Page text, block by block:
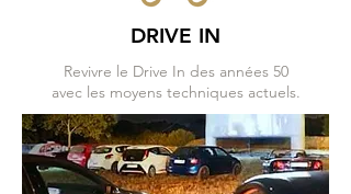
DRIVE IN
Revivre le Drive In des années 50
avec les moyens techniques actuels.